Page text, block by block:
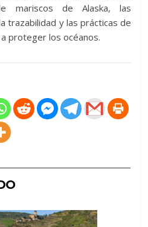
mariscos de Alaska, las
trazabilidad y las prácticas de
proteger los océanos.